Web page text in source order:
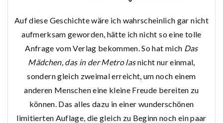
Auf diese Geschichte wäre ich wahrscheinlich gar nicht
aufmerksam geworden, hätte ich nicht so eine tolle
Anfrage vom Verlag bekommen. So hat mich Das
Mädchen, das in der Metro lasnicht nur einmal,
sondern gleich zweimal erreicht, um noch einem
anderen Menschen eine kleine Freude bereiten zu
können. Das alles dazu in einer wunderschönen
limitierten Auflage, die gleich zu Beginn noch ein paar